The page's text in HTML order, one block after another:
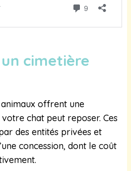
cimetière
offrent une
chat peut reposer. Ces
des entités privées et
concession, dont le coût